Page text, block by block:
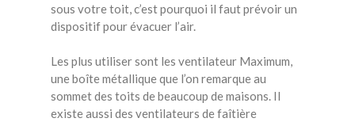
sous votre toit, c’est pourquoi il faut prévoir un
dispositif pour évacuer l’air.
Les plus utiliser sont les ventilateur Maximum,
une boîte métallique que l’on remarque au
sommet des toits de beaucoup de maisons. Il
existe aussi des ventilateurs de faîtière